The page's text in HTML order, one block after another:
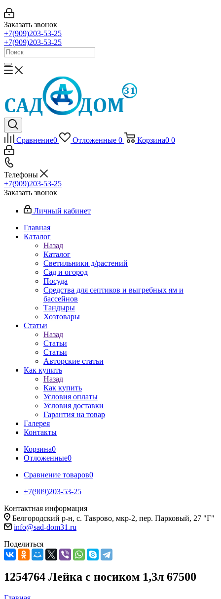
Заказать звонок
+7(909)203-53-25
+7(909)203-53-25
Сравнение0 Отложенные 0 Корзина0 0
Телефоны
+7(909)203-53-25
Заказать звонок
Личный кабинет
Главная
Каталог
Назад
Каталог
Светильники д/растений
Сад и огород
Посуда
Средства для септиков и выгребных ям и
бассейнов
Тандыры
Хозтовары
Статьи
Назад
Статьи
Статьи
Авторские статьи
Как купить
Назад
Как купить
Условия оплаты
Условия доставки
Гарантия на товар
Галерея
Контакты
Корзина0
Отложенные0
Сравнение товаров0
+7(909)203-53-25
Контактная информация
Белгородский р-н, с. Таврово, мкр-2, пер. Парковый, 27 "Г"
info@sad-dom31.ru
Поделиться
1254764 Лейка с носиком 1,3л 67500